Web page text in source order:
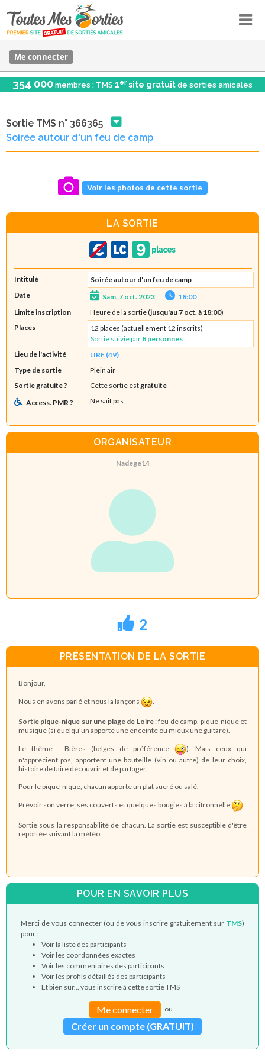
Me connecter
354 000 membres : TMS 1er site gratuit de sorties amicales
Sortie TMS n° 366365
Soirée autour d'un feu de camp
Voir les photos de cette sortie
LA SORTIE
Intitulé
Soirée autour d'un feu de camp
Date
Sam. 7 oct. 2023
18:00
Limite inscription
Heure de la sortie (jusqu'au 7 oct. à 18:00)
Places
12 places (actuellement 12 inscrits)
Sortie suivie par 8 personnes
Lieu de l'activité
LIRE (49)
Type de sortie
Plein air
Sortie gratuite ?
Cette sortie est gratuite
Access. PMR ?
Ne sait pas
ORGANISATEUR
Nadege14
2
PRÉSENTATION DE LA SORTIE
Bonjour,
Nous en avons parlé et nous la lançons
Sortie pique-nique sur une plage de Loire: feu de camp, pique-nique et
musique (si quelqu'un apporte une enceinte ou mieux une guitare).
Le thème: Bières (belges de préférence
). Mais ceux qui
n'apprécient pas, apportent une bouteille (vin ou autre) de leur choix,
histoire de faire découvrir et de partager.
Pour le pique-nique, chacun apporte un plat sucré ou salé.
Prévoir son verre, ses couverts et quelques bougies à la citronnelle
Sortie sous la responsabilité de chacun. La sortie est susceptible d'être
reportée suivant la météo.
POUR EN SAVOIR PLUS
Merci de vous connecter (ou de vous inscrire gratuitement sur TMS)
pour :
Voir la liste des participants
Voir les coordonnées exactes
Voir les commentaires des participants
Voir les profils détaillés des participants
Et bien sûr... vous inscrire à cette sortie TMS
Me connecter ou
Créer un compte (GRATUIT)